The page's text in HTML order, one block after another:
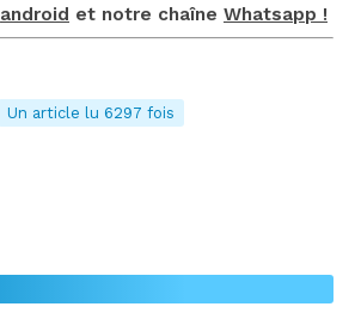
android et notre chaîne Whatsapp !
Un article lu 6297 fois